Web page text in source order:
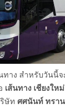
ทาง สำหรับวันนี้
เส้นทาง เชียงใ
ริษัทศศนันท์ ทรา